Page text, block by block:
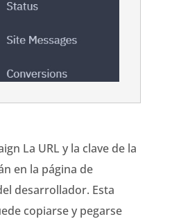
La URL y la clave de la
en la página de
desarrollador. Esta
copiarse y pegarse